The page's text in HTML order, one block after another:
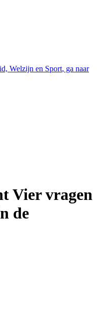
Welzijn en Sport, ga naar
Vier vragen
de